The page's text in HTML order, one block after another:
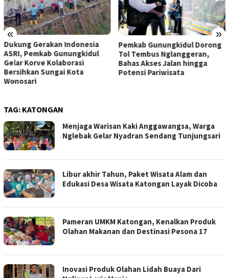
« »
Dukung Gerakan Indonesia
ASRI, Pemkab Gunungkidul
Gelar Korve Kolaborasi
Bersihkan Sungai Kota
Wonosari
Pemkab Gunungkidul Dorong
Tol Tembus Nglanggeran,
Bahas Akses Jalan hingga
Potensi Pariwisata
TAG: KATONGAN
Menjaga Warisan Kaki Anggawangsa, Warga
Nglebak Gelar Nyadran Sendang Tunjungsari
Libur akhir Tahun, Paket Wisata Alam dan
Edukasi Desa Wisata Katongan Layak Dicoba
Pameran UMKM Katongan, Kenalkan Produk
Olahan Makanan dan Destinasi Pesona 17
Inovasi Produk Olahan Lidah Buaya Dari